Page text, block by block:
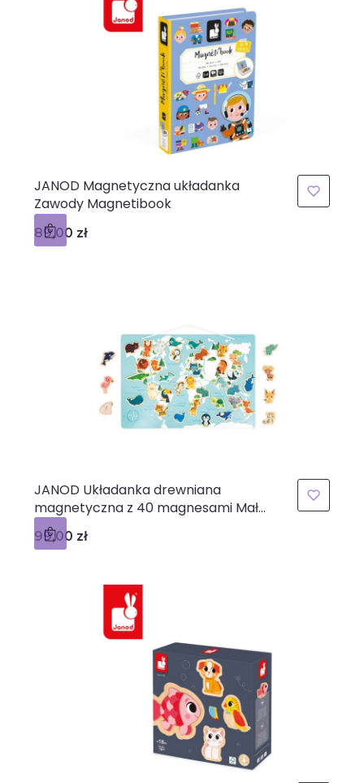
JANOD Magnetyczna układanka
Zawody Magnetibook
Cena
89,00 zł
JANOD Układanka drewniana
magnetyczna z 40 magnesami Małe
zwierzątka 2+
Cena
99,00 zł